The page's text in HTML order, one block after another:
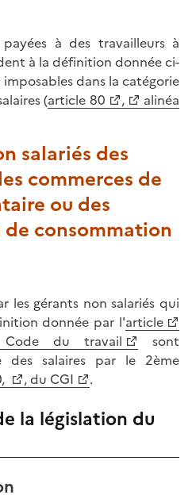
à des travailleurs à
à la définition donnée ci-
imposables dans la catégorie
(article 80 ,
alinéa
salariés des
commerces de
ou des
consommation
les gérants non salariés qui
donnée par l'article
du travail
sont
des salaires par le 2ème
, du CGI .
la législation du